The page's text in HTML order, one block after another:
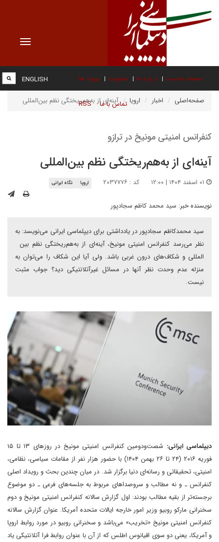
Toggle
صفحه نخست درباره ما عضویت پیوند ها
تماس با ما RSS
ENGLISH
صفحه‌اصلی اخبار اروپا آینه‌ای از به‌هم‌ریختگی نظم بین‌المللی
کنفرانس امنیتی مونیخ در ترازو
آینه‌ای از به‌هم‌ریختگی نظم بین‌المللی
کد : ۲۰۳۷۷۷۶ اروپا نگاه ایرانی
نویسنده خبر: سید محمد کاظم سجادپور
سید محمدکاظم سجادپور در یادداشتی برای دیپلماسی ایرانی می‌نویسد: به
نظر می‌رسد کنفرانس امنیتی مونیخ، آینه‌ای از به‌هم‌ریختگی نظم بین
المللی و شکاف‌های درون غربی باشد. ولی آیا این شکاف را می‌توان به
منزله عدم وحدت نظر آنها در مسائل غیرآتلانتیکی دید؟ جواب مثبت
نیست.
دیپلماسی ایرانی:
شصت‌ودومین کنفرانس امنیتی مونیخ در روزهای ۱۳ تا ۱۵
فوریه ۲۰۱۶ (۲۴ تا ۲۶ بهمن ۱۴۰۴) با حضور هزار نفر از مقامات سیاسی، نظامی،
امنیتی، تحقیقاتی و رسانه‌ای دنیا برگزار شد. در میان چندین بحث و رویداد اصلی
کنفرانس ـ و نه مطالب و سروصداهای مربوط به جلسه‌های فرعی ـ دو موضوع
برجسته‌تر از بقیه مطالب بودند: اول گزارش سالانه کنفرانس امنیتی مونیخ و دوم
سخنرانی مارکو روبیو وزیر امور خارجه ایالات متحده آمریکا. عنوان گزارش سالانه
کنفرانس امنیتی مونیخ «تخریب» می‌باشد و سخنرانی روبیو در مورد روابط اروپا
و آمریکا، یعنی دو سوی اقیانوس اطلس که از آن با عنوان روابط فرا آتلانتیکی یاد